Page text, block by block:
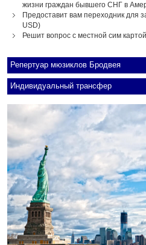
жизни граждан бывшего СНГ в
Предоставит вам переходник для
USD)
Решит вопрос с местной сим
Репертуар мюзиклов Бродвея
Индивидуальный трансфер